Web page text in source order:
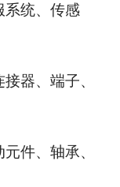
系统、传感
器、端子、
件、轴承、